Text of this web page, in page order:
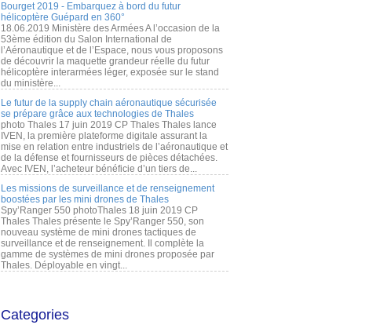
Bourget 2019 - Embarquez à bord du futur
hélicoptère Guépard en 360°
18.06.2019 Ministère des Armées A l’occasion de la
53ème édition du Salon International de
l’Aéronautique et de l’Espace, nous vous proposons
de découvrir la maquette grandeur réelle du futur
hélicoptère interarmées léger, exposée sur le stand
du ministère...
Le futur de la supply chain aéronautique sécurisée
se prépare grâce aux technologies de Thales
photo Thales 17 juin 2019 CP Thales Thales lance
IVEN, la première plateforme digitale assurant la
mise en relation entre industriels de l’aéronautique et
de la défense et fournisseurs de pièces détachées.
Avec IVEN, l’acheteur bénéficie d’un tiers de...
Les missions de surveillance et de renseignement
boostées par les mini drones de Thales
Spy’Ranger 550 photoThales 18 juin 2019 CP
Thales Thales présente le Spy’Ranger 550, son
nouveau système de mini drones tactiques de
surveillance et de renseignement. Il complète la
gamme de systèmes de mini drones proposée par
Thales. Déployable en vingt...
Categories